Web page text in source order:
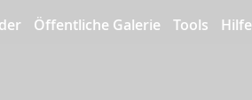
Öffentliche Galerie Tools Hilfe